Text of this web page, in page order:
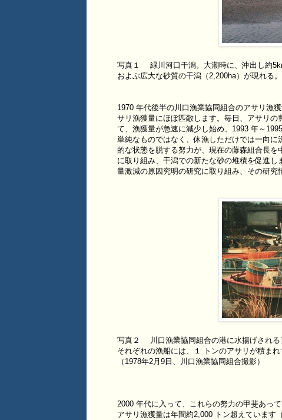
写真１ 緑川河口干潟。大潮時に、沖出し約
およぶ広大な砂質の干潟（2,200ha）が現れる。
1970 年代後半の川口漁業協同組合のアサリ漁
サリ漁獲量にほぼ匹敵します。毎日、アサリ
て、漁獲量が急速に減少し始め、1993 年～
単純なものではなく、休漁しただけでは一向
的な状態を脱する努力が、現在の藤森組合長
に取り組み、干潟での新たな砂の堆積を促進
量激減の原因究明の研究に取り組み、その研究
写真２ 川口漁業協同組合の港に水揚げされる
それぞれの漁船には、１ トンのアサリが積まれ
（1978年2月9日、川口漁業協同組合撮影）
2000 年代に入って、これらの努力の甲斐あっ
アサリ漁獲量は年間約2,000 トン超えています